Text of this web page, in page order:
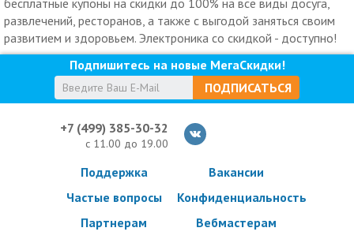
развлечений, ресторанов, а также с выгодой заняться своим
развитием и здоровьем. Электроника со скидкой - доступно!
Подпишитесь на новые МегаСкидки!
ПОДПИСАТЬСЯ
+7 (499) 385-30-32
с 11.00 до 19.00
Поддержка
Частые вопросы
Партнерам
Вакансии
Конфиденциальность
Вебмастерам